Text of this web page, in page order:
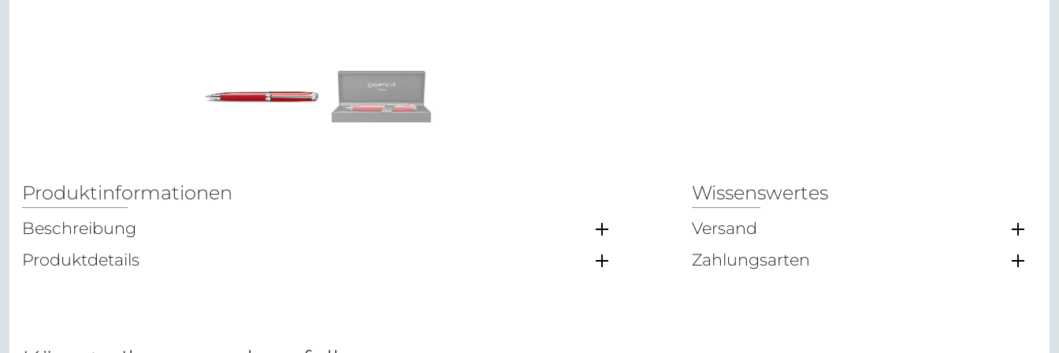
Produktinformationen
Beschreibung
Produktdetails
Wissenswertes
Versand
Zahlungsarten